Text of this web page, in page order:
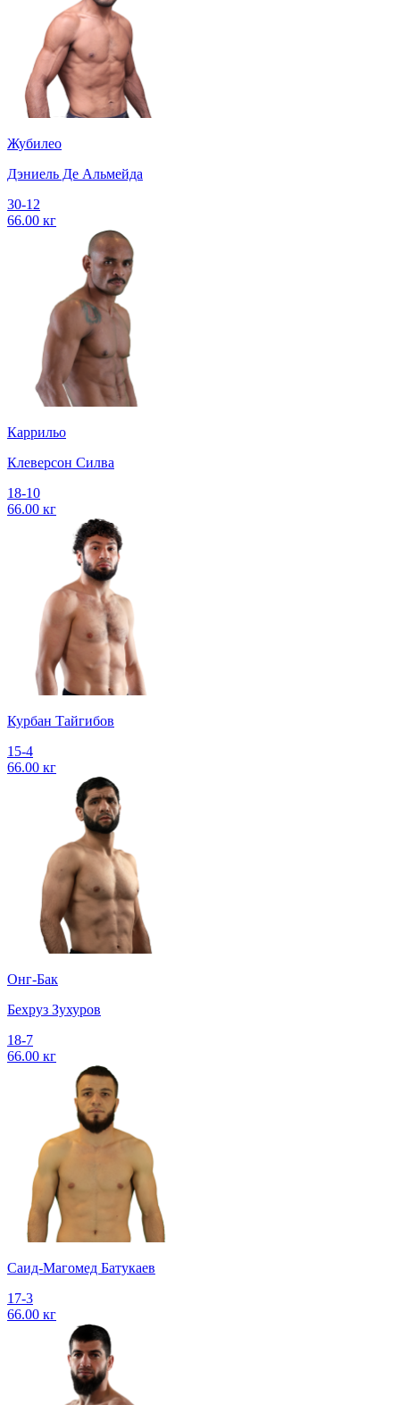
Жубилео
Дэниель Де Альмейда
30-12
66.00 кг
Каррильо
Клеверсон Силва
18-10
66.00 кг
Курбан Тайгибов
15-4
66.00 кг
Онг-Бак
Бехруз Зухуров
18-7
66.00 кг
Саид-Магомед Батукаев
17-3
66.00 кг